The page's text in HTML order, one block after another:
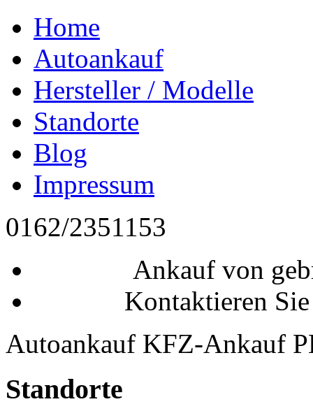
Home
Autoankauf
Hersteller / Modelle
Standorte
Blog
Impressum
0162/2351153
Ankauf von
Kontaktieren
Autoankauf KFZ-Ankauf
Standorte